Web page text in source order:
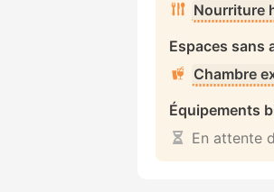
Nourriture
Espaces sans
Chambre
Équipements
En attente